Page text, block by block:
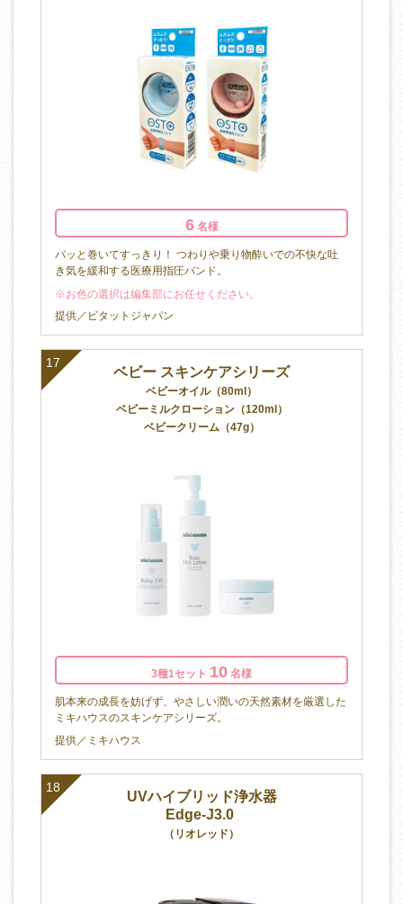
6 名様
パッと巻いてすっきり！ つわりや乗り物酔いでの不快な吐
き気を緩和する医療用指圧バンド。
※お色の選択は編集部にお任せください。
提供／ビタットジャパン
17
ベビー スキンケアシリーズ
ベビーオイル（80ml）
ベビーミルクローション（120ml）
ベビークリーム（47g）
3種1セット 10 名様
肌本来の成長を妨げず、やさしい潤いの天然素材を厳選した
ミキハウスのスキンケアシリーズ。
提供／ミキハウス
18
UVハイブリッド浄水器
Edge-J3.0
（リオレッド）